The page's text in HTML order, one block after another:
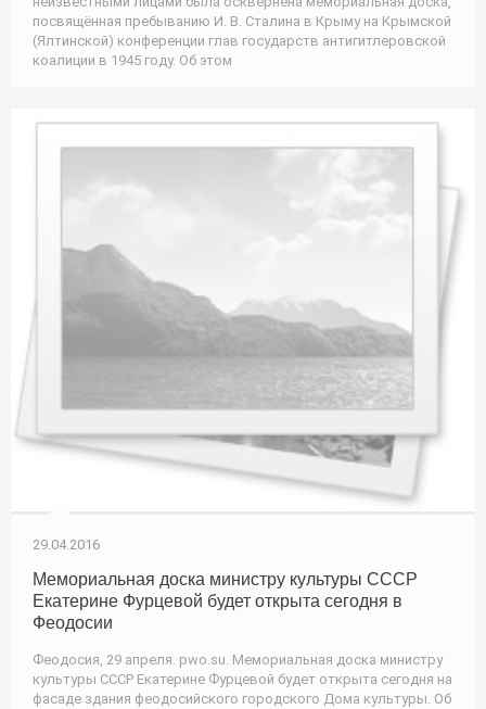
посвящённая пребыванию И. В. Сталина в Крыму на Крымской
(Ялтинской) конференции глав государств антигитлеровской
коалиции в 1945 году. Об этом
29.04.2016
Мемориальная доска министру культуры СССР
Екатерине Фурцевой будет открыта сегодня в
Феодосии
Феодосия, 29 апреля. pwo.su. Мемориальная доска министру
культуры СССР Екатерине Фурцевой будет открыта сегодня на
фасаде здания феодосийского городского Дома культуры. Об